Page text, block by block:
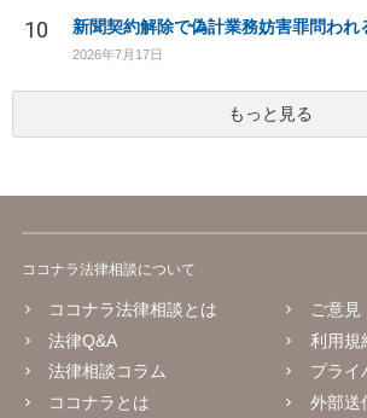
10 新聞契約解除で偽計業務妨害罪問われ
2026年7月17日
もっと見る
ココナラ法律相談について
ココナラ法律相談とは
法律Q&A
法律相談コラム
ココナラとは
ご意見
利用規
プライ
外部送